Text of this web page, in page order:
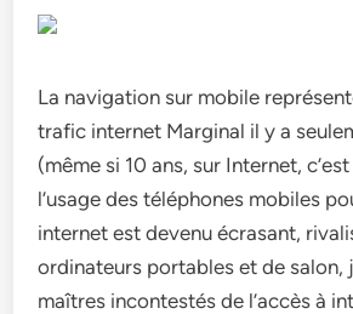
La navigation sur mobile
trafic internet Marginal il y a
(même si 10 ans, sur Internet,
l’usage des téléphones mobiles
internet est devenu écrasant,
ordinateurs portables et de salon,
maîtres incontestés de l’accès à